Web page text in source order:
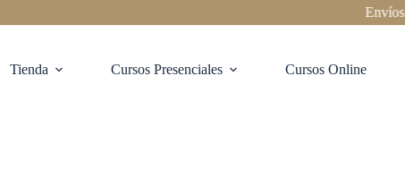
Envíos a
Tienda Cursos Presenciales Cursos Online